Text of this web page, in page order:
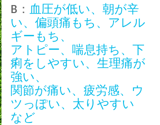
B： 血圧が低い、朝が辛
い、偏頭痛もち、アレル
ギーもち、
アトピー、喘息持ち、下
痢をしやすい、生理痛が
強い、
関節が痛い、疲労感、ウ
ツっぽい、太りやすい
など